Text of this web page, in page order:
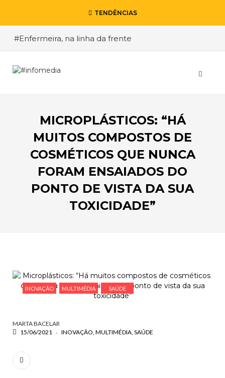
TENDÊNCIAS
#Enfermeira, na linha da frente
#Viver a Covid entre Itália e o Brasil
#O relato de um motorista de pesados, a história
de quem anda cá e lá
MICROPLÁSTICOS: “HÁ
MUITOS COMPOSTOS DE
COSMÉTICOS QUE NUNCA
FORAM ENSAIADOS DO
PONTO DE VISTA DA SUA
TOXICIDADE”
ESCREVA O QUE PROCURA E PRIMA ENTER
INOVAÇÃO MULTIMÉDIA SAÚDE
MARTA BACELAR
15/06/2021
INOVAÇÃO MULTIMÉDIA SAÚDE